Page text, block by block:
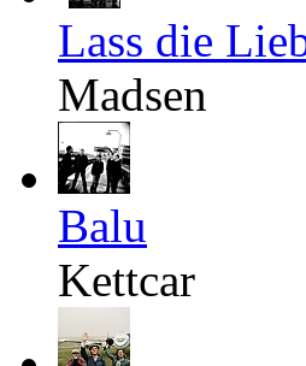
Lass die
Madsen
Balu
Kettcar